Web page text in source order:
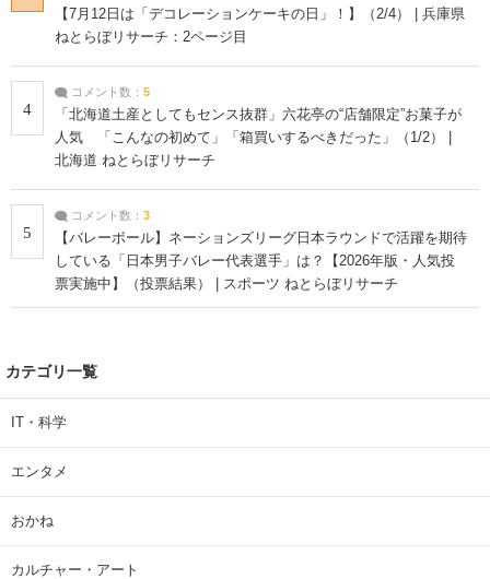
【7月12日は「デコレーションケーキの日」！】（2/4） | 兵庫県
ねとらぼリサーチ：2ページ目
4
コメント数： 5
「北海道土産としてもセンス抜群」六花亭の“店舗限定”お菓子が
人気 「こんなの初めて」「箱買いするべきだった」（1/2） |
北海道 ねとらぼリサーチ
5
コメント数： 3
【バレーボール】ネーションズリーグ日本ラウンドで活躍を期待
している「日本男子バレー代表選手」は？【2026年版・人気投
票実施中】（投票結果） | スポーツ ねとらぼリサーチ
カテゴリ一覧
IT・科学
エンタメ
おかね
カルチャー・アート